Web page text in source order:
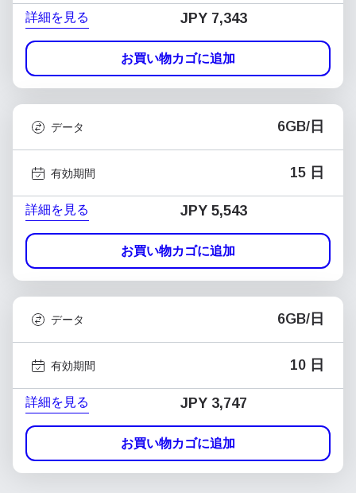
詳細を見る JPY 7,343
お買い物カゴに追加
データ 6GB/日
有効期間 15 日
詳細を見る JPY 5,543
お買い物カゴに追加
データ 6GB/日
有効期間 10 日
詳細を見る JPY 3,747
お買い物カゴに追加